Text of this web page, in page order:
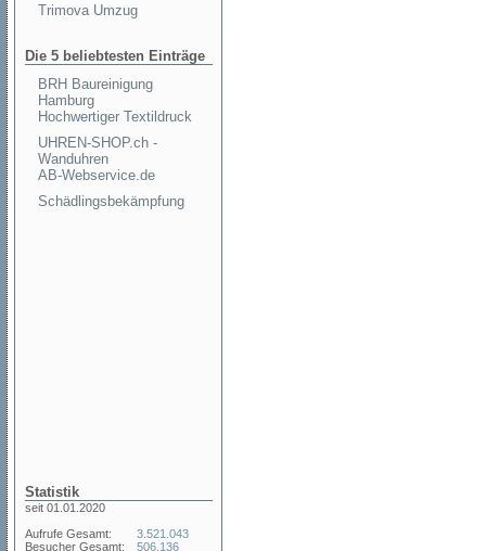
Trimova Umzug
Die 5 beliebtesten Einträge
BRH Baureinigung
Hamburg
Hochwertiger Textildruck
UHREN-SHOP.ch -
Wanduhren
AB-Webservice.de
Schädlingsbekämpfung
Statistik
seit 01.01.2020
Aufrufe Gesamt:
Besucher Gesamt:
3.521.043
506.136